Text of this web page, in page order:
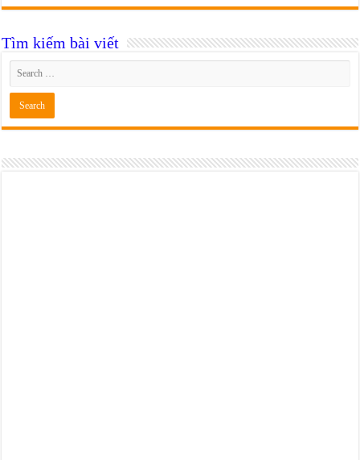
Tìm kiếm bài viết